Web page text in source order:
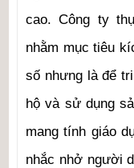
cao. Công ty
nhằm mục tiêu
số nhưng là để
hộ và sử dụng
mang tính giáo
nhắc nhở người